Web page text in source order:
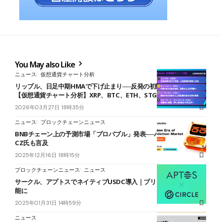
You May also Like
ニュース 仮想通貨チャート分析
リップル、日足中期HMAで下げ止まり──反発の初動となるかに注目
【仮想通貨チャート分析】XRP、BTC、ETH、STG
2026年03月27日 18時35分
ニュース ブロックチェーンニュース
BNBチェーン上の予測市場「プロバブル」発表──バイナンス創業者
CZ氏も言及
2025年12月16日 18時15分
ブロックチェーンニュース ニュース
サークル、アプトスでネイティブUSDC導入｜ブリッジ不要で利用可
能に
2025年01月31日 14時59分
ニュース